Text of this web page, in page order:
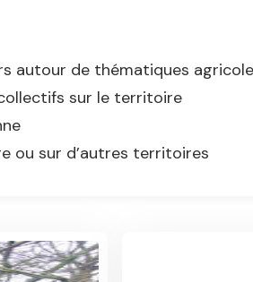
autour de thématiques
sur le territoire
ou sur d’autres territoires